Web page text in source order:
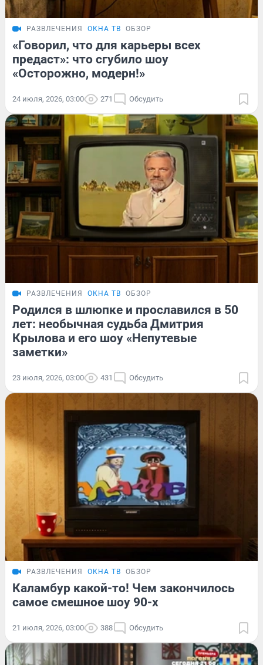
РАЗВЛЕЧЕНИЯ ОКНА ТВ ОБЗОР
«Говорил, что для карьеры всех
предаст»: что сгубило шоу
«Осторожно, модерн!»
24 июля, 2026, 03:00 271 Обсудить
РАЗВЛЕЧЕНИЯ ОКНА ТВ ОБЗОР
Родился в шлюпке и прославился в 50
лет: необычная судьба Дмитрия
Крылова и его шоу «Непутевые
заметки»
23 июля, 2026, 03:00 431 Обсудить
РАЗВЛЕЧЕНИЯ ОКНА ТВ ОБЗОР
Каламбур какой-то! Чем закончилось
самое смешное шоу 90-х
21 июля, 2026, 03:00 388 Обсудить